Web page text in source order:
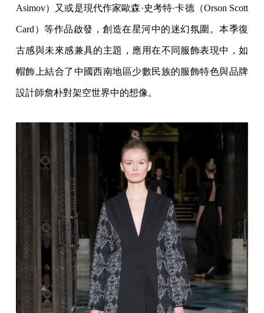
Asimov）又或是現代作家歐森·史考特·卡德（Orson Scott
Card）等作品啟發，創造在星河中的迷幻氛圍。本季復
古感與未來感兼具的主題，應用在不同服飾表現中，如
帽飾上結合了中國⻄南地區少數⺠族的服飾特色與品牌
設計師詹朴對架空世界中的想像。